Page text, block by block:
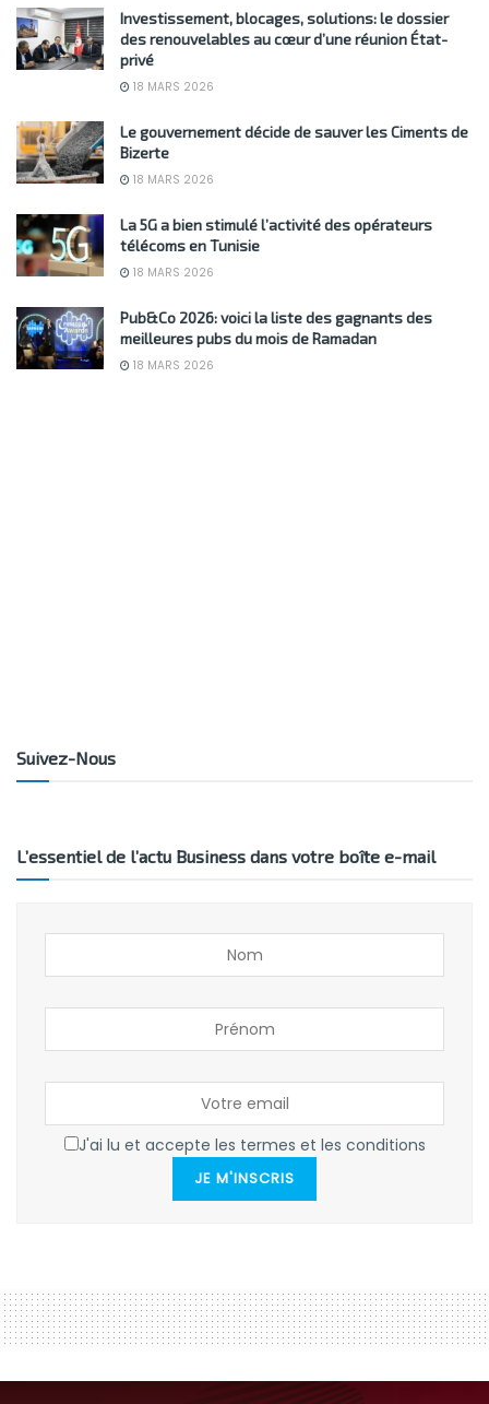
Investissement, blocages, solutions: le dossier
des renouvelables au cœur d’une réunion État-
privé
18 MARS 2026
Le gouvernement décide de sauver les Ciments de
Bizerte
18 MARS 2026
La 5G a bien stimulé l’activité des opérateurs
télécoms en Tunisie
18 MARS 2026
Pub&Co 2026: voici la liste des gagnants des
meilleures pubs du mois de Ramadan
18 MARS 2026
Suivez-Nous
L’essentiel de l’actu Business dans votre boîte e-mail
J'ai lu et accepte les termes et les conditions
JE M'INSCRIS